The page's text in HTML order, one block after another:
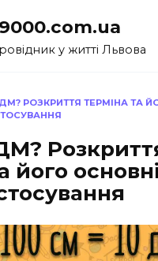
у житті Львова
РОЗКРИТТЯ ТЕРМІНА ТА
його основні